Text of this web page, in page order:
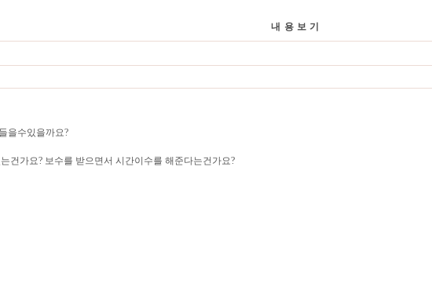
내 용 보 기
을수있을까요?
건가요? 보수를 받으면서 시간이수를 해준다는건가요?